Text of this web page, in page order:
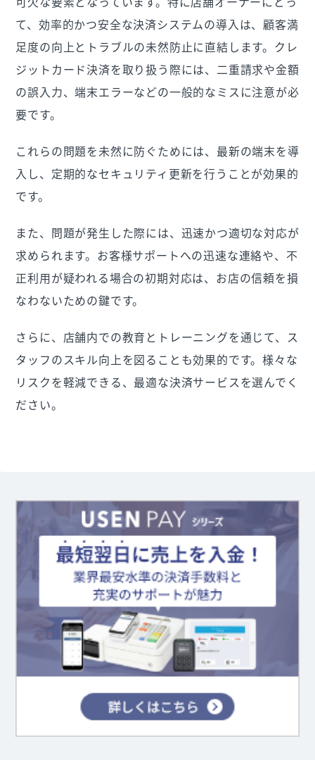
て、効率的かつ安全な決済システムの導入は、顧客満
足度の向上とトラブルの未然防止に直結します。クレ
ジットカード決済を取り扱う際には、二重請求や金額
の誤入力、端末エラーなどの一般的なミスに注意が必
要です。
これらの問題を未然に防ぐためには、最新の端末を導
入し、定期的なセキュリティ更新を行うことが効果的
です。
また、問題が発生した際には、迅速かつ適切な対応が
求められます。お客様サポートへの迅速な連絡や、不
正利用が疑われる場合の初期対応は、お店の信頼を損
なわないための鍵です。
さらに、店舗内での教育とトレーニングを通じて、ス
タッフのスキル向上を図ることも効果的です。様々な
リスクを軽減できる、最適な決済サービスを選んでく
ださい。